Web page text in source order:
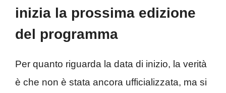
inizia la prossima edizione
del programma
Per quanto riguarda la data di inizio, la verità
è che non è stata ancora ufficializzata, ma si